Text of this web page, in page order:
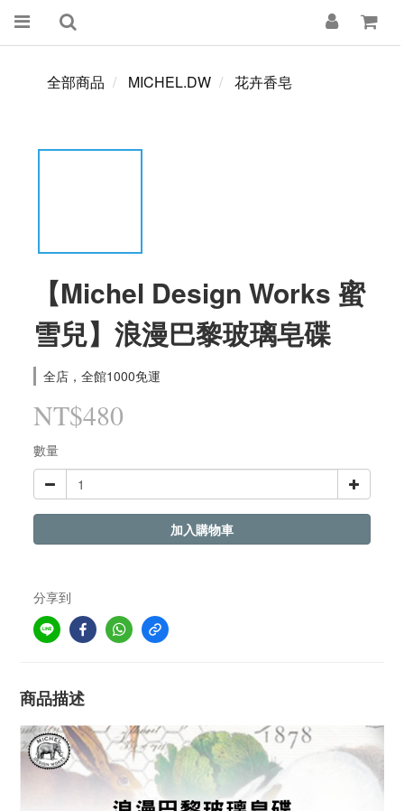
全部商品 MICHEL.DW 花卉香皂
【Michel Design Works 蜜
雪兒】浪漫巴黎玻璃皂碟
全店，全館1000免運
NT$480
數量
加入購物車
分享到
商品描述